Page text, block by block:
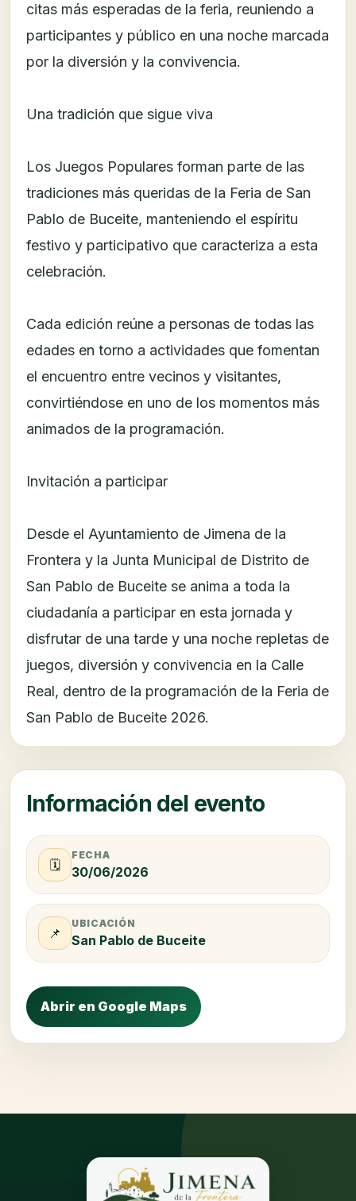
citas más esperadas de la feria, reuniendo a
participantes y público en una noche marcada
por la diversión y la convivencia.
Una tradición que sigue viva
Los Juegos Populares forman parte de las
tradiciones más queridas de la Feria de San
Pablo de Buceite, manteniendo el espíritu
festivo y participativo que caracteriza a esta
celebración.
Cada edición reúne a personas de todas las
edades en torno a actividades que fomentan
el encuentro entre vecinos y visitantes,
convirtiéndose en uno de los momentos más
animados de la programación.
Invitación a participar
Desde el Ayuntamiento de Jimena de la
Frontera y la Junta Municipal de Distrito de
San Pablo de Buceite se anima a toda la
ciudadanía a participar en esta jornada y
disfrutar de una tarde y una noche repletas de
juegos, diversión y convivencia en la Calle
Real, dentro de la programación de la Feria de
San Pablo de Buceite 2026.
Información del evento
🗓️
FECHA
30/06/2026
📌
UBICACIÓN
San Pablo de Buceite
Abrir en Google Maps